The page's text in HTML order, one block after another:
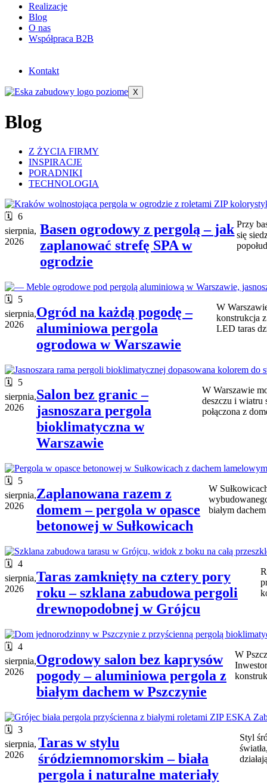
Realizacje
Blog
O nas
Współpraca B2B
Kontakt
X
Blog
Z ŻYCIA FIRMY
INSPIRACJE
PORADNIKI
TECHNOLOGIA
Basen ogrodowy z pergolą – jak
zaplanować strefę SPA w
ogrodzie
6
sierpnia,
2026
Przy
się
Ogród na każdą pogodę –
aluminiowa pergola
ogrodowa w Warszawie
5
sierpnia,
2026
W
konstrukcja
LED taras
Salon bez granic –
jasnoszara pergola
bioklimatyczna w
Warszawie
5
sierpnia,
2026
W Warszawie
deszczu i wiatru
połączona z
Zaplanowana razem z
domem – pergola w opasce
betonowej w Sułkowicach
5
sierpnia,
2026
W
białym
Taras zamknięty na cztery pory
roku – szklana zabudowa pergoli
drewnopodobnej w Grójcu
4
sierpnia,
2026
Ogrodowy salon bez kaprysów
pogody – aluminiowa pergola z
białym dachem w Pszczynie
4
sierpnia,
2026
W
Taras w stylu
śródziemnomorskim – biała
pergola i naturalne materiały
3
sierpnia,
2026
Styl